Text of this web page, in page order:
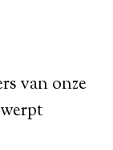
van onze